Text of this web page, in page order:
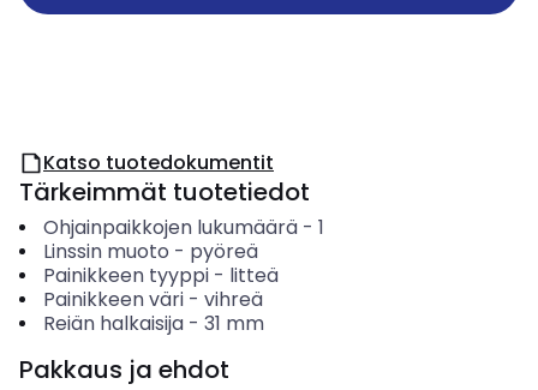
Katso tuotedokumentit
Tärkeimmät tuotetiedot
Ohjainpaikkojen lukumäärä- 1
Linssin muoto - pyöreä
Painikkeen tyyppi- litteä
Painikkeen väri- vihreä
Reiän halkaisija- 31 mm
Pakkaus ja ehdot